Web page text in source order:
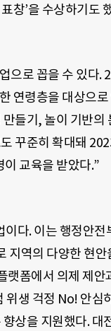
창’을 수상하기도
으로 꼽을 수 있다.
연령층을 대상으
들기, 놀이 기반의
꾸준히 확대돼
교육을 받았다.”
다. 이는 행정안
지역의 다양한 현
폼에서 의제 제
생 걱정 No! 안심
상을 지원했다. 대